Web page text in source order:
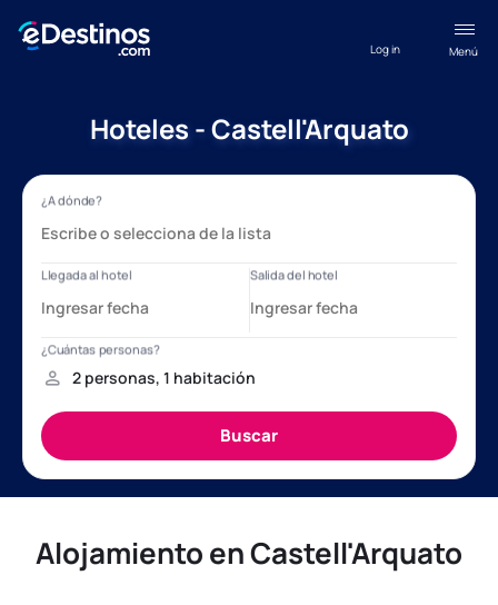
Menú
Log in
Hoteles - Castell'Arquato
Alojamiento en Castell'Arquato